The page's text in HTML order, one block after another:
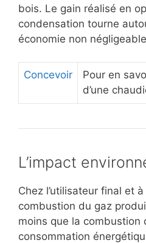
bois. Le gain réalisé en
condensation tourne
économie non
Concevoir
Pour en
d’une
L’impact
Chez l’utilisateur final et
combustion du gaz
moins que la combustion
consommation